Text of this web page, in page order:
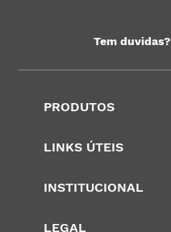
Tem duvidas?
PRODUTOS
LINKS ÚTEIS
INSTITUCIONAL
LEGAL